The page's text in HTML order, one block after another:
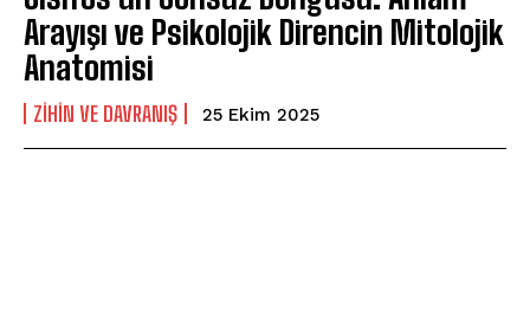
Arayışı ve Psikolojik Direncin Mitolojik
Anatomisi
⁠ZIHIN VE DAVRANIŞ 25 Ekim 2025